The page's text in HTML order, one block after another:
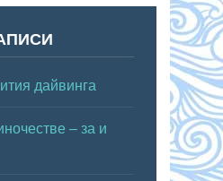
дайвинга
– за и